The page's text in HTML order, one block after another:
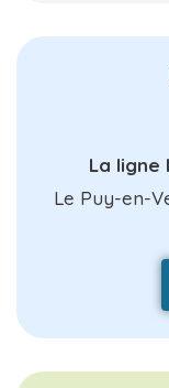
La ligne
Le Puy-en-